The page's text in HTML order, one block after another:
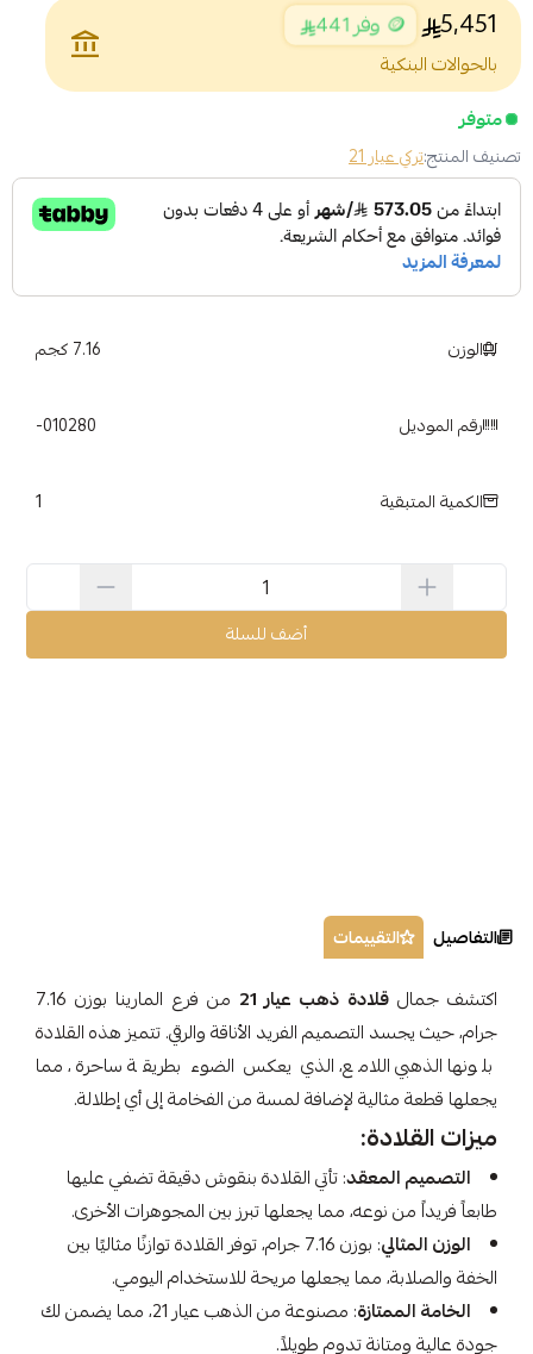
5,451 🪙 وفر 441
بالحوالات البنكية
account_balance
متوفر
تصنيف المنتج:تركي عيار 21
الوزن 7.16 كجم
رقم الموديل 010280-
الكمية المتبقية 1
أضف للسلة
التفاصيل التقييمات
اكتشف جمالقلادة ذهب عيار 21
من فرع المارينا بوزن 7.16
جرام، حيث يجسد التصميم الفريد الأناقة والرقي. تتميز هذه القلادة
بلونها الذهبي اللامع، الذي يعكس الضوء بطريقة ساحرة، مما
يجعلها قطعة مثالية لإضافة لمسة من الفخامة إلى أي إطلالة.
ميزات القلادة:
التصميم المعقد: تأتي القلادة بنقوش دقيقة تضفي عليها
طابعاً فريداً من نوعه، مما يجعلها تبرز بين المجوهرات الأخرى.
الوزن المثالي
: بوزن 7.16 جرام، توفر القلادة توازنًا مثاليًا بين
الخفة والصلابة، مما يجعلها مريحة للاستخدام اليومي.
الخامة الممتازة
: مصنوعة من الذهب عيار 21، مما يضمن لك
جودة عالية ومتانة تدوم طويلاً.